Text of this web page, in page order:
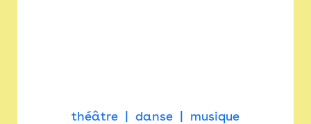
théâtre danse musique